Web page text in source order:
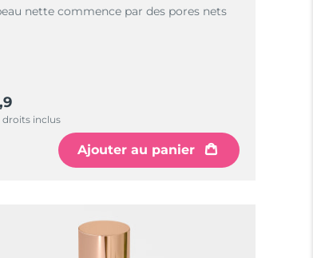
nette commence par des pores nets
droits inclus
Ajouter au panier